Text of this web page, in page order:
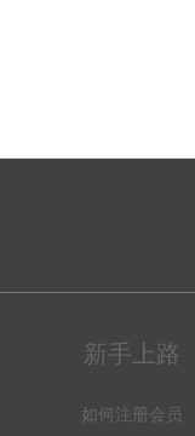
新手上路
如何注册会员